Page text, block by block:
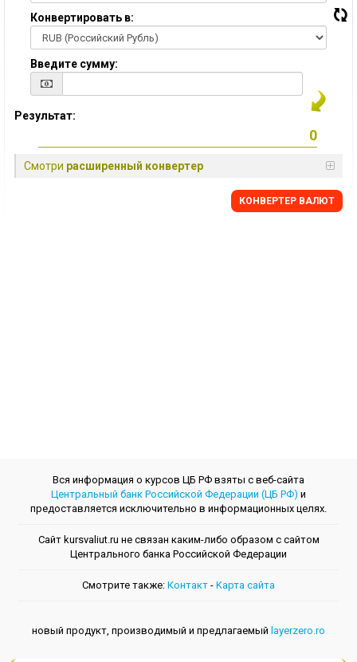
Конвертировать в:
Введите сумму:
Результат:
Смотри расширенный конвертер
КОНВЕРТЕР ВАЛЮТ
Вся информация о курсов ЦБ РФ взяты с веб-сайта
Центральный банк Российской Федерации (ЦБ РФ) и
предоставляется исключительно в информационных целях.
Сайт kursvaliut.ru не связан каким-либо образом с сайтом
Центрального банкa Российской Федерации
Смотрите также: Контакт - Kарта сайта
новый продукт, производимый и предлагаемый layerzero.ro